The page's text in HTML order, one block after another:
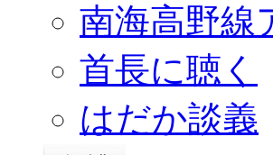
南海高野線
首長に聴く
はだか談義